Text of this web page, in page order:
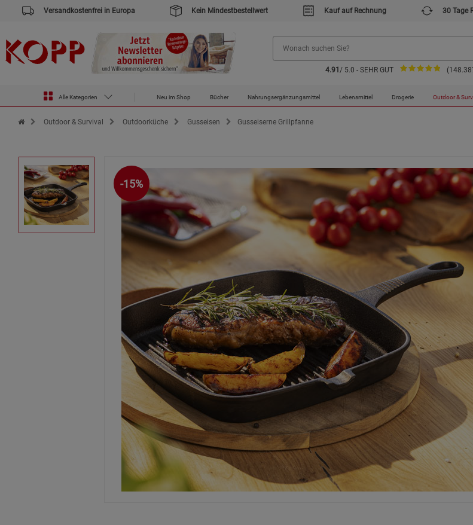
Versandkostenfrei in Europa Kein Mindestbestellwert Kauf auf Rechnung 30 Tage
4.91 / 5.0 - SEHR GUT
Alle Kategorien Neu im Shop Bücher Nahrungsergänzungsmittel Lebensmittel Drogerie Outdoor &
Zur Startseite des Kopp Verlag Online-Shop
Outdoor & Survival Outdoorküche Gusseisen Gusseiserne Grillpfanne
-15%